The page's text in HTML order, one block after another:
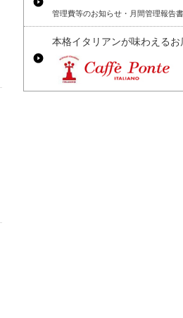
管理費等のお知らせ・月間管理報告
本格イタリアンが味わえる